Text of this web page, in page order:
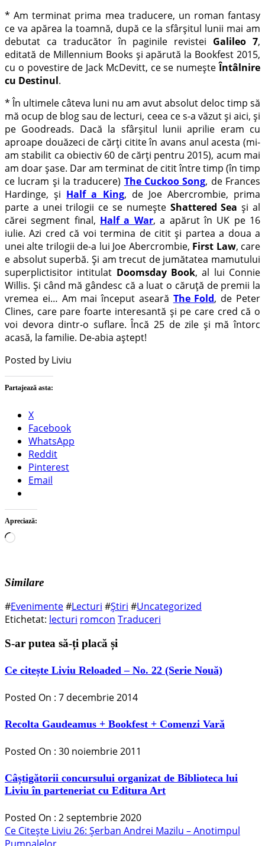
* Am terminat prima mea traducere, un roman fantasy
ce va apărea la toamnă, după ce la sfârșitul lunii mai am
debutat ca traducător în paginile revistei Galileo 7,
editată de Millennium Books și apărută la Bookfest 2015,
cu o povestire de Jack McDevitt, ce se numeșteÎntâlnire
cu Destinul.
* În ultimele câteva luni nu am avut absolut deloc timp să
mă ocup de blog sau de lecturi, ceea ce s-a văzut și aici, și
pe Goodreads. Dacă la sfârșitul lunii aprilie eram cu
aproape douăzeci de cărți citite în avans anul acesta (mi-
am stabilit ca obiectiv 60 de cărți pentru 2015), acum mai
am doar șase. Dar am terminat de citit între timp (în timp
ce lucram și la traducere) The Cuckoo Song, de Frances
Hardinge, și Half a King, de Joe Abercrombie, prima
parte a unei trilogii ce se numește Shattered Sea și al
cărei segment final, Half a War, a apărut în UK pe 16
iulie. Azi cred că voi termina de citit și partea a doua a
unei alte trilogii de-a lui Joe Abercrombie, First Law, care
e absolut superbă. Și am trecut de jumătatea mamutului
superplictisitor intitulat Doomsday Book, al lui Connie
Willis. Și când mă gândesc că a luat o căruță de premii la
vremea ei… Am mai început aseară The Fold, de Peter
Clines, care pare foarte interesantă și pe care cred că o
voi devora dintr-o suflare. Încă 25 de zile și mă întorc
acasă, la familie. De-abia aștept!
Posted by Liviu
Partajează asta:
X
Facebook
WhatsApp
Reddit
Pinterest
Email
Apreciază:
Încarc...
Similare
#Evenimente#Lecturi #Știri #Uncategorized
Etichetat: lecturi romcon Traduceri
S-ar putea să-ți placă și
Ce citește Liviu Reloaded – No. 22 (Serie Nouă)
Posted On : 7 decembrie 2014
Recolta Gaudeamus + Bookfest + Comenzi Vară
Posted On : 30 noiembrie 2011
Câștigătorii concursului organizat de Biblioteca lui
Liviu în parteneriat cu Editura Art
Posted On : 2 septembrie 2020
Navigare
Articolul
anterior:
Ce Citește Liviu 26: Șerban Andrei Mazilu – Anotimpul